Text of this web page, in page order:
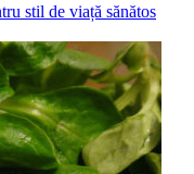
stil de viață sănătos